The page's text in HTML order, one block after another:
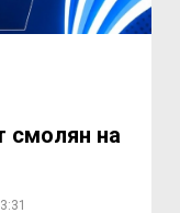
смолян на